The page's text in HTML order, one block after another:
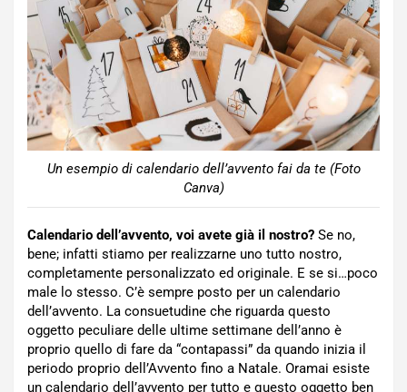
Un esempio di calendario dell’avvento fai da te (Foto
Canva)
Calendario dell’avvento, voi avete già il nostro? Se no,
bene; infatti stiamo per realizzarne uno tutto nostro,
completamente personalizzato ed originale. E se si…poco
male lo stesso. C’è sempre posto per un calendario
dell’avvento. La consuetudine che riguarda questo
oggetto peculiare delle ultime settimane dell’anno è
proprio quello di fare da “contapassi” da quando inizia il
periodo proprio dell’Avvento fino a Natale. Oramai esiste
un calendario dell’avvento per tutto e questo oggetto ben